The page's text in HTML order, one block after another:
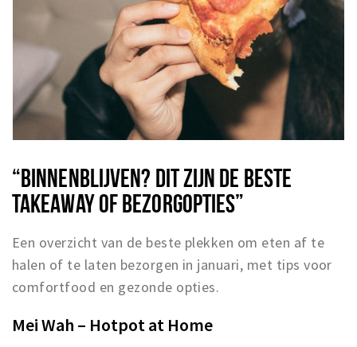
“BINNENBLIJVEN? DIT ZIJN DE BESTE
TAKEAWAY OF BEZORGOPTIES”
Een overzicht van de beste plekken om eten af te
halen of te laten bezorgen in januari, met tips voor
comfortfood en gezonde opties.
Mei Wah – Hotpot at Home